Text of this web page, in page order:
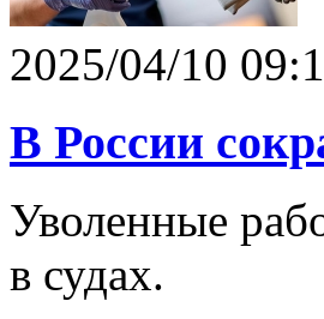
2025/04/10
В России
Уволенные
в судах.